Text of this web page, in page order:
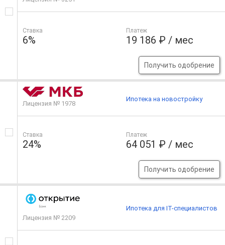
Ставка
6%
Платеж
19 186 ₽ / мес
Получить одобрение
Лицензия № 1978
Ставка
24%
Платеж
64 051 ₽ / мес
Получить одобрение
Ипотека на новостройку
Лицензия № 2209
Ипотека для IT-специалистов